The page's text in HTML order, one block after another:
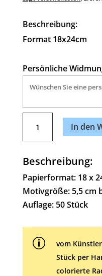
Beschreibung:
Format 18x24cm
Persönliche
Narr
In den
A
r
n
a
t
v
Beschreibung:
Papierformat: 18 x
Motivgröße: 5,5 cm
Auflage: 50 Stück
p
vom
Stück per
colorierte